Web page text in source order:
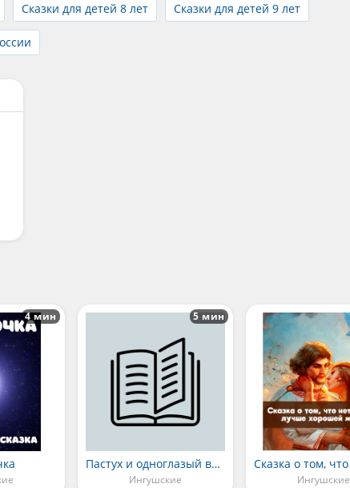
Сказки для детей 8 лет Сказки для детей 9 лет
4 мин
Пастух и одноглазый великан Зарбаш
Ингушские
5 мин
Ингушские